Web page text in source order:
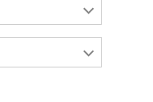
Easy Riders
Chalets des sports